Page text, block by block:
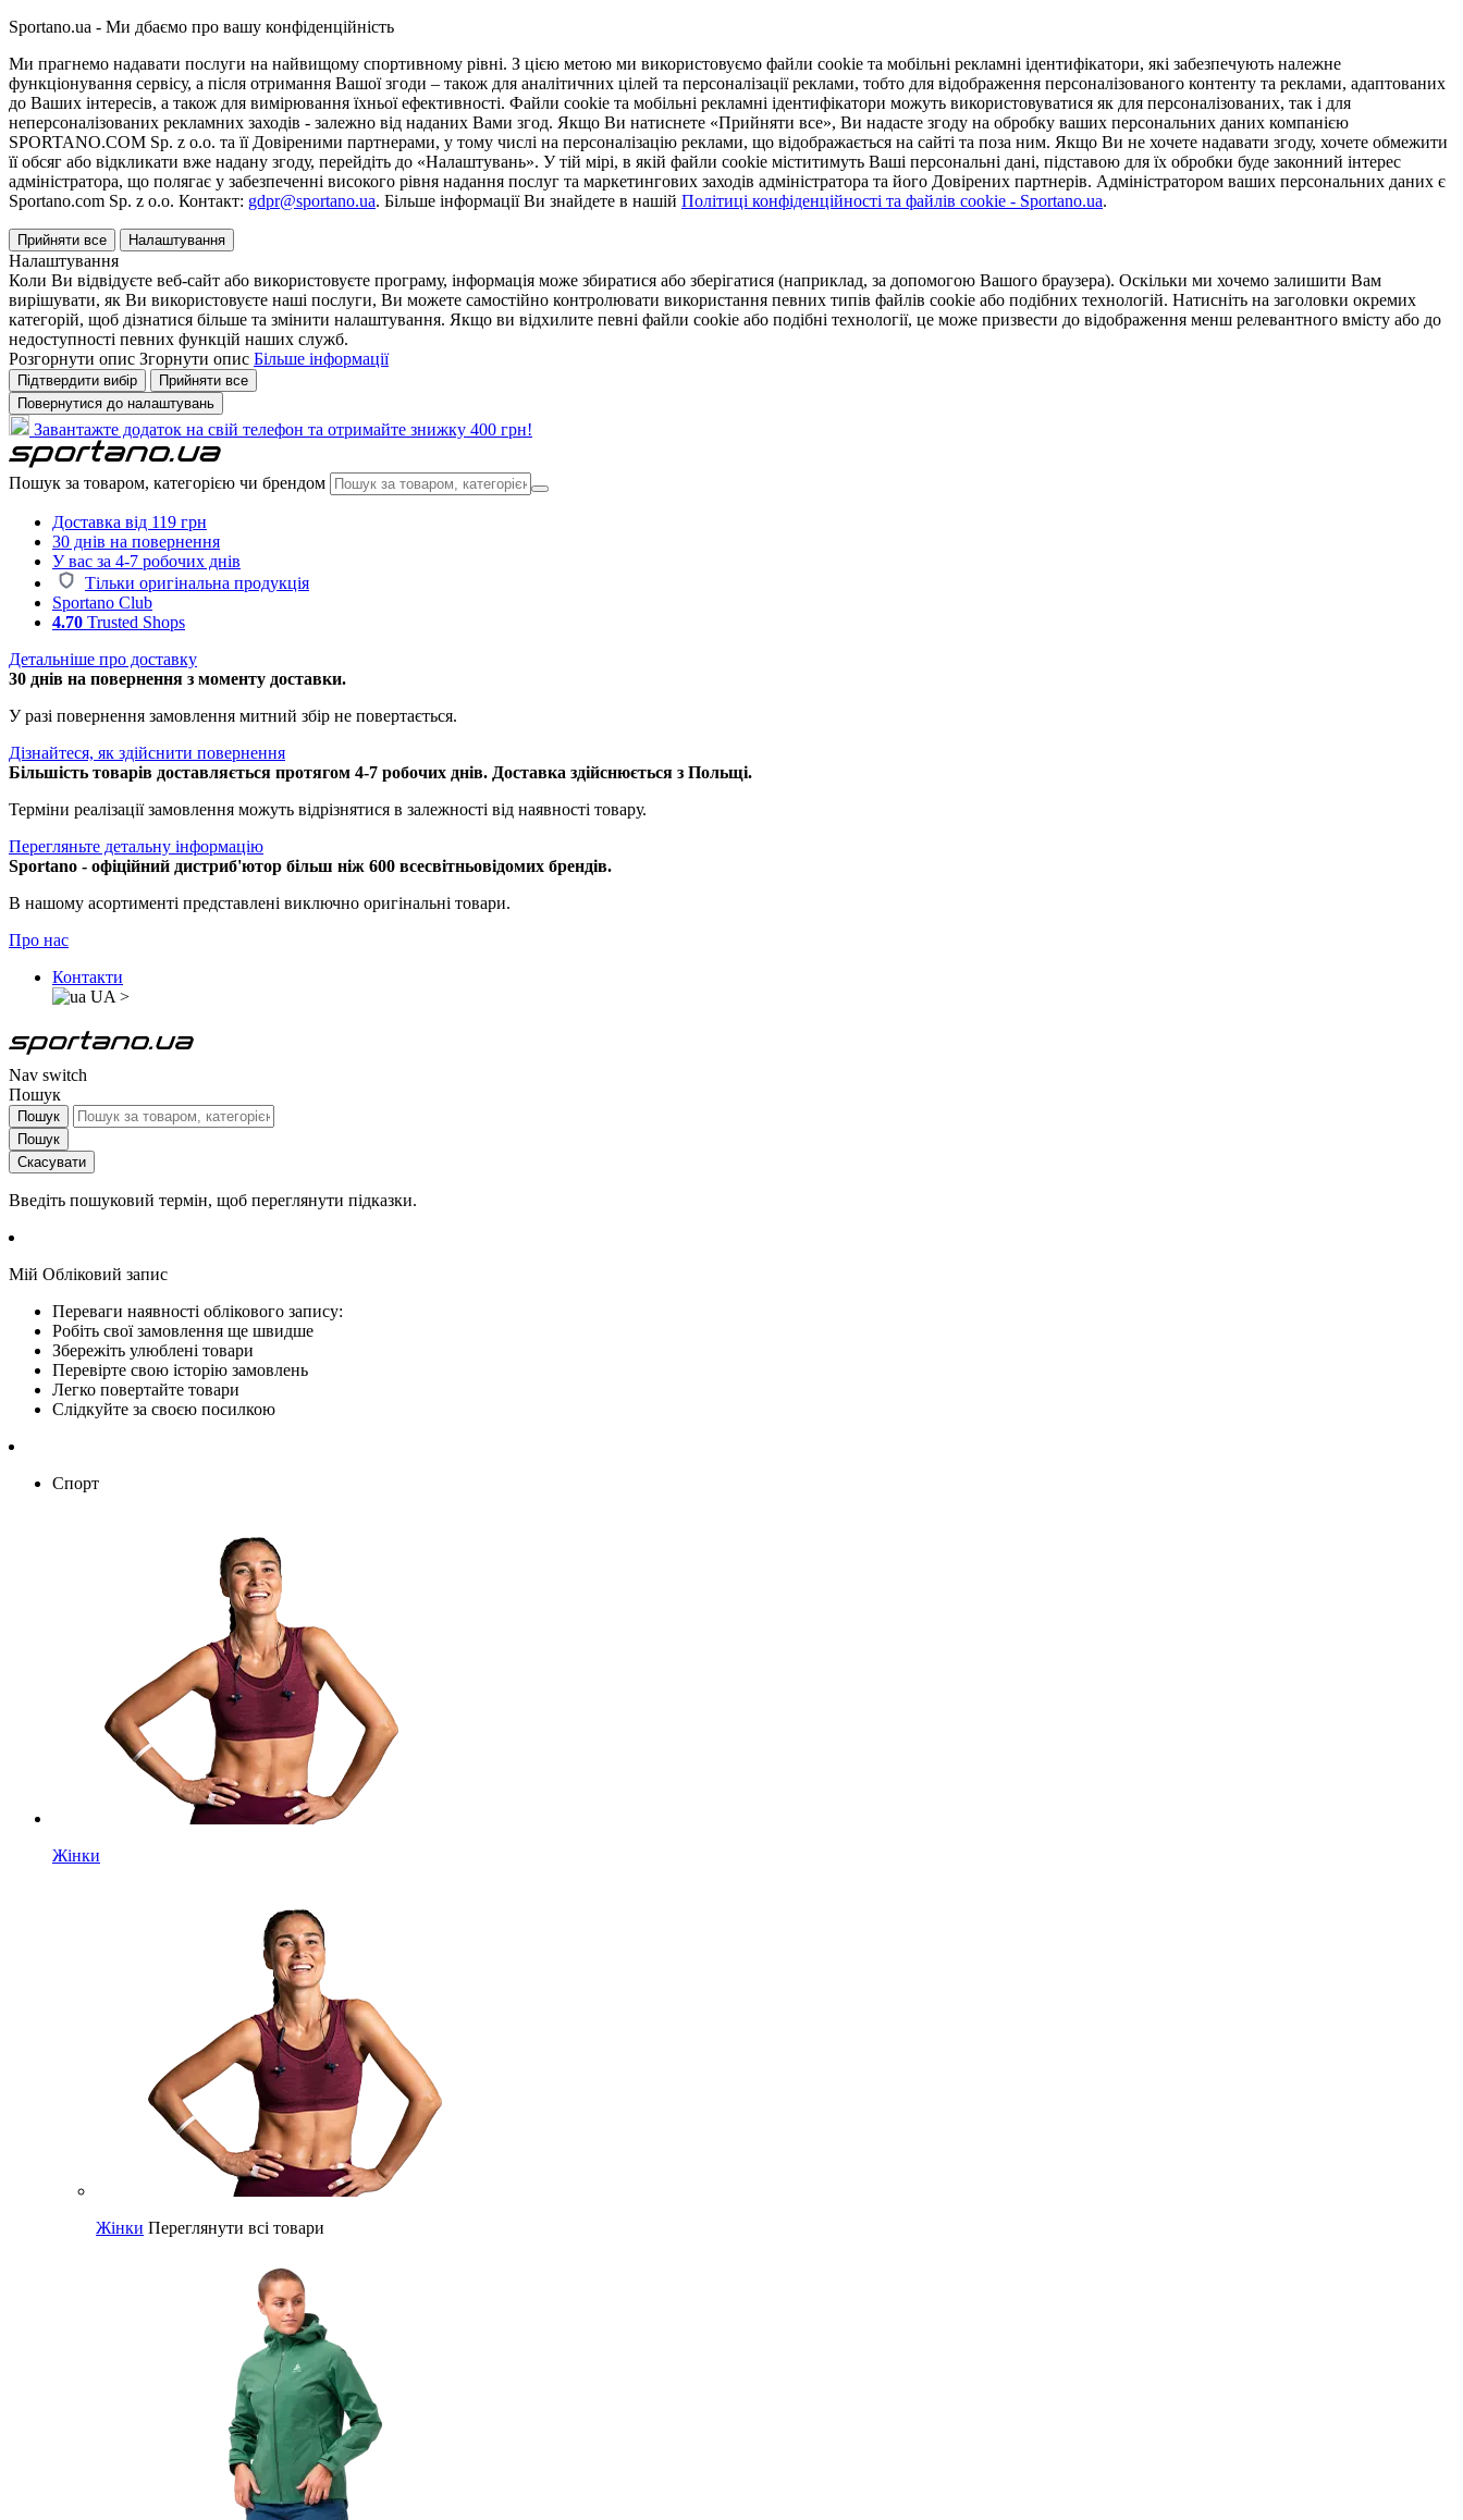
Sportano.ua - Ми дбаємо про вашу конфіденційність
Ми прагнемо надавати послуги на найвищому спортивному рівні. З цією метою ми використовуємо файли cookie та мобільні рекламні ідентифікатори, які забезпечують належне
функціонування сервісу, а після отримання Вашої згоди – також для аналітичних цілей та персоналізації реклами, тобто для відображення персоналізованого контенту та реклами, адаптованих
до Ваших інтересів, а також для вимірювання їхньої ефективності. Файли cookie та мобільні рекламні ідентифікатори можуть використовуватися як для персоналізованих, так і для
неперсоналізованих рекламних заходів - залежно від наданих Вами згод. Якщо Ви натиснете «Прийняти все», Ви надасте згоду на обробку ваших персональних даних компанією
SPORTANO.COM Sp. z o.o. та її Довіреними партнерами, у тому числі на персоналізацію реклами, що відображається на сайті та поза ним. Якщо Ви не хочете надавати згоду, хочете обмежити
її обсяг або відкликати вже надану згоду, перейдіть до «Налаштувань». У тій мірі, в якій файли cookie міститимуть Ваші персональні дані, підставою для їх обробки буде законний інтерес
адміністратора, що полягає у забезпеченні високого рівня надання послуг та маркетингових заходів адміністратора та його Довірених партнерів. Адміністратором ваших персональних даних є
Sportano.com Sp. z o.o. Контакт: gdpr@sportano.ua. Більше інформації Ви знайдете в нашій Політиці конфіденційності та файлів cookie - Sportano.ua.
Прийняти все Налаштування
Налаштування
Коли Ви відвідуєте веб-сайт або використовуєте програму, інформація може збиратися або зберігатися (наприклад, за допомогою Вашого браузера). Оскільки ми хочемо залишити Вам
вирішувати, як Ви використовуєте наші послуги, Ви можете самостійно контролювати використання певних типів файлів cookie або подібних технологій. Натисніть на заголовки окремих
категорій, щоб дізнатися більше та змінити налаштування. Якщо ви відхилите певні файли cookie або подібні технології, це може призвести до відображення менш релевантного вмісту або до
недоступності певних функцій наших служб.
Розгорнути опис Згорнути опис Більше інформації
Підтвердити вибір
Прийняти все
Повернутися до налаштувань
Завантажте додаток на свій телефон та отримайте знижку 400 грн!
Пошук за товаром, категорією чи брендом
Доставка від 119 грн
30 днів на повернення
У вас за 4-7 робочих днів
Тільки оригінальна продукція
Sportano Club
4.70 Trusted Shops
Детальніше про доставку
30 днів на повернення з моменту доставки.
У разі повернення замовлення митний збір не повертається.
Дізнайтеся, як здійснити повернення
Більшість товарів доставляється протягом 4-7 робочих днів. Доставка здійснюється з Польщі.
Терміни реалізації замовлення можуть відрізнятися в залежності від наявності товару.
Перегляньте детальну інформацію
Sportano - офіційний дистриб'ютор більш ніж 600 всесвітньовідомих брендів.
В нашому асортименті представлені виключно оригінальні товари.
Про нас
Контакти
UA >
Nav switch
Пошук
Пошук
Пошук
Скасувати
Введіть пошуковий термін, щоб переглянути підказки.
Мій Обліковий запис
Переваги наявності облікового запису:
Робіть свої замовлення ще швидше
Збережіть улюблені товари
Перевірте свою історію замовлень
Легко повертайте товари
Слідкуйте за своєю посилкою
Спорт
Жінки
Жінки Переглянути всі товари